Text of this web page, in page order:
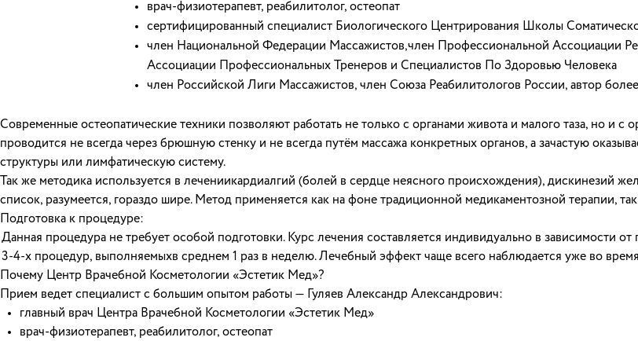
врач-физиотерапевт, реабилитолог, остеопат
сертифицированный специалист Биологического Центрирования Школы
член Национальной Федерации Массажистов,член Профессиональной Ассоциации
Ассоциации Профессиональных Тренеров и Специалистов По Здоровью Человека
член Российской Лиги Массажистов, член Союза Реабилитологов России, автор
Современные остеопатические техники позволяют работать не только с органами живота и малого таза, но и
проводится не всегда через брюшную стенку и не всегда путём массажа конкретных органов, а зачастую
структуры или лимфатическую систему.
Так же методика используется в лечениикардиалгий (болей в сердце неясного происхождения), дискинезий
список, разумеется, гораздо шире. Метод применяется как на фоне традиционной медикаментозной терапии,
Подготовка к процедуре:
Данная процедура не требует особой подготовки. Курс лечения составляется индивидуально в зависимости
3-4-х процедур, выполняемыхв среднем 1 раз в неделю. Лечебный эффект чаще всего наблюдается уже во
Почему Центр Врачебной Косметологии «Эстетик Мед»?
Прием ведет специалист с большим опытом работы — Гуляев Александр Александрович:
главный врач Центра Врачебной Косметологии «Эстетик Мед»
врач-физиотерапевт, реабилитолог, остеопат